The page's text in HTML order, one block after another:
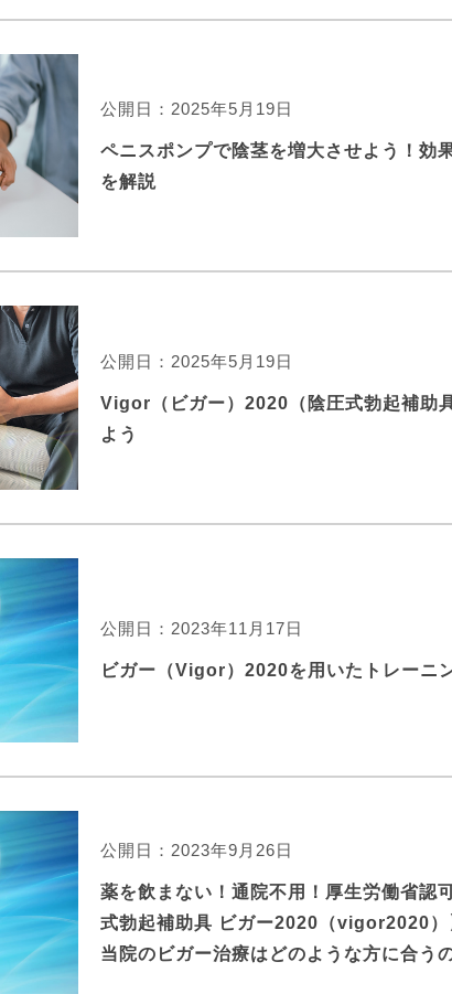
公開日：2025年5月19日
ペニスポンプで陰茎を増大させよう！効
を解説
公開日：2025年5月19日
Vigor（ビガー）2020（陰圧式勃起補助
よう
公開日：2023年11月17日
ビガー（Vigor）2020を用いたトレーニ
公開日：2023年9月26日
薬を飲まない！通院不用！厚生労働省認
式勃起補助具 ビガー2020（vigor2020）
当院のビガー治療はどのような方に合う